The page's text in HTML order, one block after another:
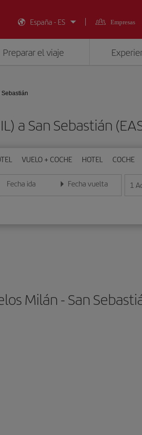
España - ES
Empresas
Preparar el viaje
Sebastián
a San Sebastián
VUELO + COCHE HOTEL COCHE
Fecha ida
Introduce la fecha en formato día/mes/año
Fecha vuelta
Introduce la fecha en 1
Milán - San